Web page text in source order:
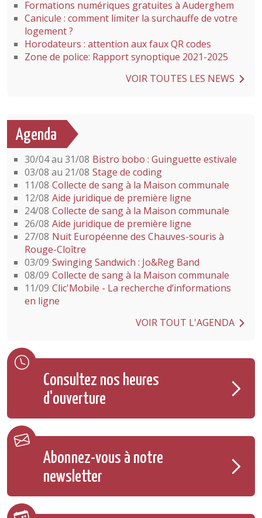
Formations numériques gratuites à Auderghem
Canicule : comment limiter la surchauffe de votre
logement ?
Horodateurs : attention aux faux QR codes
Zone de police: Rapport synoptique 2021-2025
VOIR TOUTES LES NEWS
Agenda
30/04 au 31/08 Bistro bobo : Guinguette estivale
03/08 au 21/08 Stage de coding
11/08 Collecte de sang à la Maison communale
12/08 Aide juridique de première ligne
24/08 Collecte de sang à la Maison communale
26/08 Aide juridique de première ligne
27/08 Nuit Européenne des Chauves-souris à
Rouge-Cloître
03/09 Swinging Sandwich : Jo&Reg Band
08/09 Collecte de sang à la Maison communale
11/09 Clic'Mobile - La recherche d’informations
en ligne
VOIR TOUT L'AGENDA
Consultez nos heures
d'ouverture
Abonnez-vous à notre
newsletter